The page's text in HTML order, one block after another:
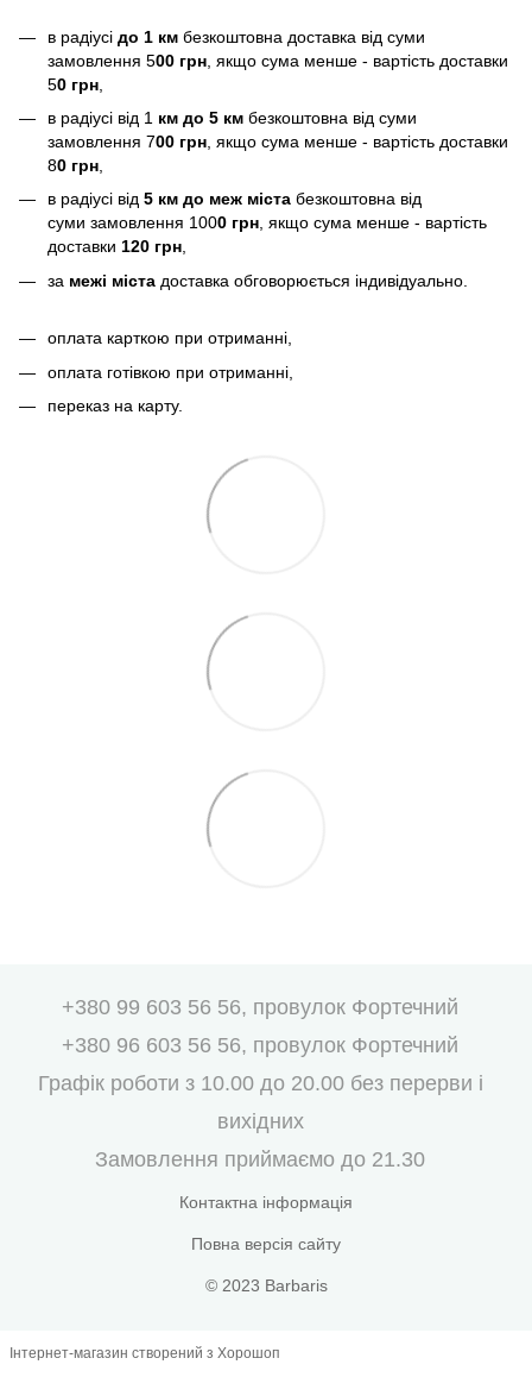
в радіусі до 1 км безкоштовна доставка від суми
замовлення 500 грн , якщо сума менше - вартість доставки
50 грн
в радіусі від 1 км до 5 км безкоштовна від суми
замовлення 700 грн , якщо сума менше - вартість доставки
80 грн
в радіусі від 5 км до меж міста безкоштовна від
суми замовлення 1000 грн, якщо сума менше - вартість
доставки 120 грн,
за межі міста доставка обговорюється індивідуально.
оплата карткою при отриманні,
оплата готівкою при отриманні,
переказ на карту.
+380 99 603 56 56, провулок Фортечний
+380 96 603 56 56, провулок Фортечний
Графік роботи з 10.00 до 20.00 без перерви і
вихідних
Замовлення приймаємо до 21.30
Контактна інформація
Повна версія сайту
© 2023 Barbaris
Інтернет-магазин створений з Хорошоп